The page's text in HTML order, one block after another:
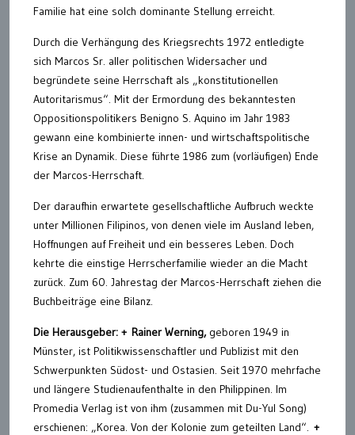
Familie hat eine solch dominante Stellung erreicht.
Durch die Verhängung des Kriegsrechts 1972 entledigte
sich Marcos Sr. aller politischen Widersacher und
begründete seine Herrschaft als „konstitutionellen
Autoritarismus“. Mit der Ermordung des bekanntesten
Oppositionspolitikers Benigno S. Aquino im Jahr 1983
gewann eine kombinierte innen- und wirtschaftspolitische
Krise an Dynamik. Diese führte 1986 zum (vorläufigen) Ende
der Marcos-Herrschaft.
Der daraufhin erwartete gesellschaftliche Aufbruch weckte
unter Millionen Filipinos, von denen viele im Ausland leben,
Hoffnungen auf Freiheit und ein besseres Leben. Doch
kehrte die einstige Herrscherfamilie wieder an die Macht
zurück. Zum 60. Jahrestag der Marcos-Herrschaft ziehen die
Buchbeiträge eine Bilanz.
Die Herausgeber: + Rainer Werning,geboren 1949 in
Münster, ist Politikwissenschaftler und Publizist mit den
Schwerpunkten Südost- und Ostasien. Seit 1970 mehrfache
und längere Studienaufenthalte in den Philippinen. Im
Promedia Verlag ist von ihm (zusammen mit Du-Yul Song)
erschienen: „Korea. Von der Kolonie zum geteilten Land“. +